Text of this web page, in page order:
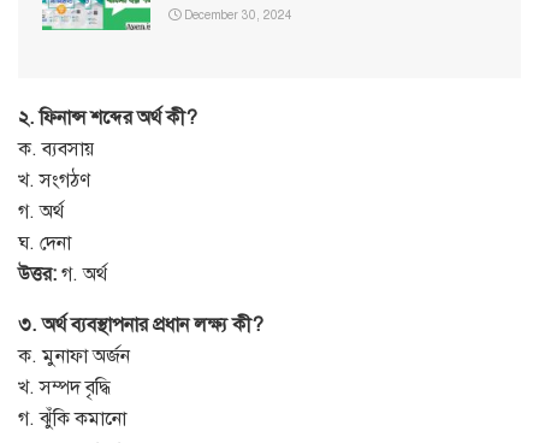
December 30, 2024
২. ফিনান্স শব্দের অর্থ কী?
ক. ব্যবসায়
খ. সংগঠণ
গ. অর্থ
ঘ. দেনা
উত্তর: গ. অর্থ
৩. অর্থ ব্যবস্থাপনার প্রধান লক্ষ্য কী?
ক. মুনাফা অর্জন
খ. সম্পদ বৃদ্ধি
গ. ঝুঁকি কমানো